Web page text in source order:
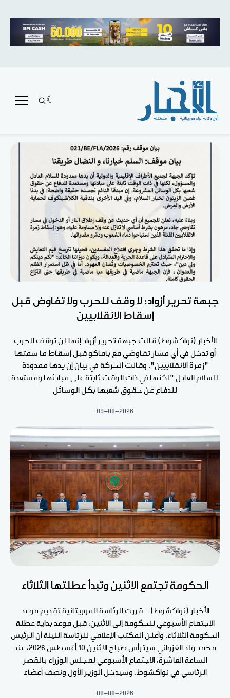
جبهة تحرير أزواد: لا وقف للحرب ولا تفاوض قبل
إسقاط الانقلابيين
الأخبار (نواكشوط) قالت جبهة تحرير أزواد إنها لن توقف الحرب
أو تدخل في أي مسار تفاوضي مع باماكو قبل إسقاط ما سمتها
"زمرة الانقلابيين". وقالت الحركة في بيان إن يدها ممدودة
للسلام العادل "لكنها في ذات الوقت ثابتة على مبادئها ومستعدة
للدفاع عن حقوق شعبها بكل الوسائل
09-08-2026
الحكومة تجتمع الاثنين وتبدأ عطلتها الثلاثاء
الأخبار (نواكشوط) - قررت الرئاسة الموريتانية تقديم موعد
الاجتماع الأسبوعي للحكومة إلى الاثنين، قبل موعد بداية عطلة
الحكومة الثلاثاء. وأعلن المكتب الإعلامي للرئاسة الليلة أن الرئيس
محمد ولد الغزواني سيترأس صباح الاثنين 10 أغسطس 2026، عند
الساعة العاشرة، الاجتماع الأسبوعي لمجلس الوزراء بالقصر
الرئاسي في نواكشوط. وسيدخل الوزير الأول ونصف أعضاء
08-08-2026